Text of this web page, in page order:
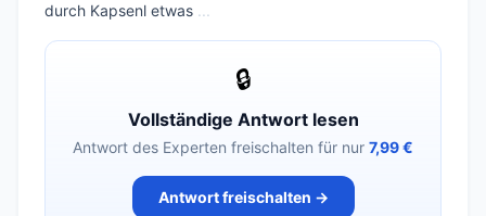
durch Kapsenl etwas ...
🔒
Vollständige Antwort lesen
Antwort des Experten freischalten für nur 7,99 €
Antwort freischalten →